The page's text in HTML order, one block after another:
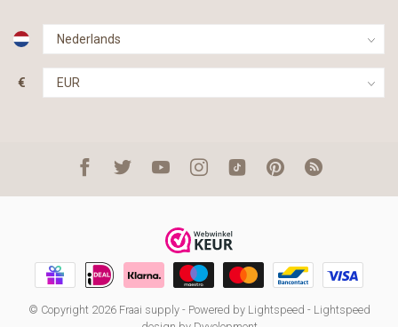
€
© Copyright 2026 Fraai supply- Powered by Lightspeed - Lightspeed